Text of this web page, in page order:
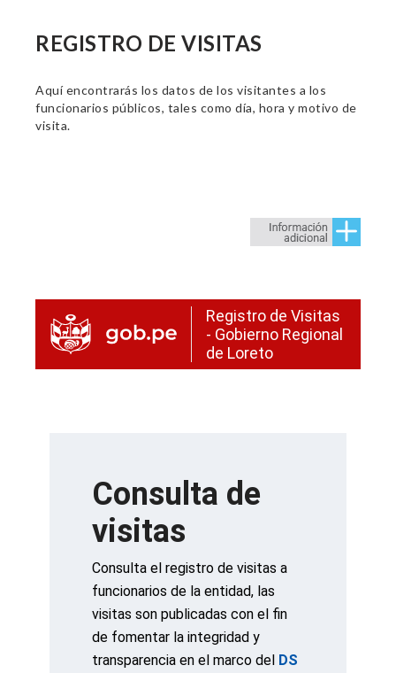
REGISTRO DE VISITAS
Aquí encontrarás los datos de los visitantes a los
funcionarios públicos, tales como día, hora y motivo de
visita.